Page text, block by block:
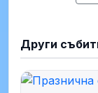
Други